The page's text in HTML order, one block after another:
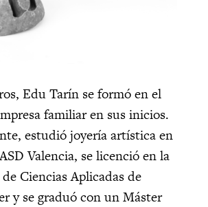
Edu Tarín se formó en el
familiar en sus inicios.
estudió joyería artística en
Valencia, se licenció en la
Ciencias Aplicadas de
y se graduó con un Máster